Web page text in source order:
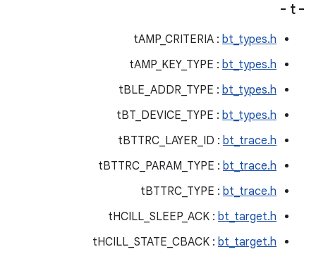
- t -
tAMP_CRITERIA : bt_types.h
tAMP_KEY_TYPE : bt_types.h
tBLE_ADDR_TYPE : bt_types.h
‫tBT_DEVICE_TYPE : bt_types.h
tBTTRC_LAYER_ID : bt_trace.h
tBTTRC_PARAM_TYPE : bt_trace.h
‫tBTTRC_TYPE : bt_trace.h
tHCILL_SLEEP_ACK : bt_target.h
tHCILL_STATE_CBACK : bt_target.h